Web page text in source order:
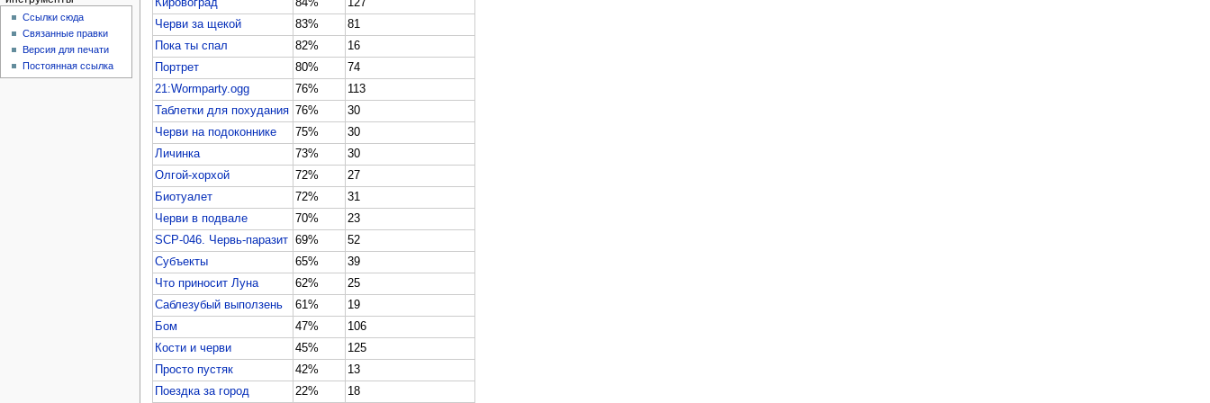
Черви за щекой
83%
81
Пока ты спал
82%
16
Портрет
80%
74
21:Wormparty.ogg
76%
113
Таблетки для похудания 76%
30
Черви на подоконнике
75%
30
Личинка
73%
30
Олгой-хорхой
72%
27
Биотуалет
72%
31
Черви в подвале
70%
23
SCP-046. Червь-паразит 69%
52
Субъекты
65%
39
Что приносит Луна
62%
25
Саблезубый выползень
61%
19
Бом
47%
106
Кости и черви
45%
125
Просто пустяк
42%
13
Поездка за город
22% 18
Ссылки сюда
Связанные правки
Версия для печати
Постоянная ссылка